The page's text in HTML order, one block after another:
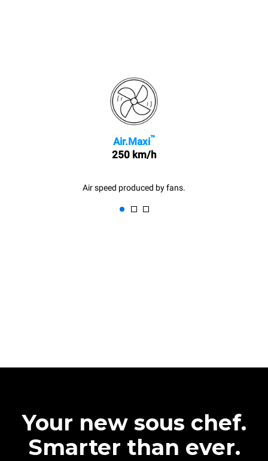
Air.Maxi™
250 km/h
Air speed produced by fans.
Your new sous chef.
Smarter than ever.